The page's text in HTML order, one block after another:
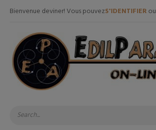
Bienvenue deviner! Vous pouvezS'IDENTIFIERou